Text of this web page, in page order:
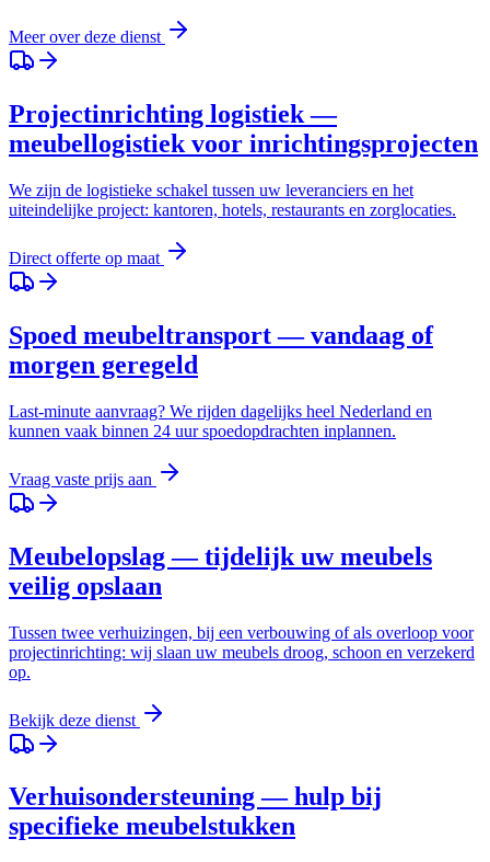
Meer over deze dienst
Projectinrichting logistiek —
meubellogistiek voor inrichtingsprojecten
We zijn de logistieke schakel tussen uw leveranciers en het
uiteindelijke project: kantoren, hotels, restaurants en zorglocaties.
Direct offerte op maat
Spoed meubeltransport — vandaag of
morgen geregeld
Last-minute aanvraag? We rijden dagelijks heel Nederland en
kunnen vaak binnen 24 uur spoedopdrachten inplannen.
Vraag vaste prijs aan
Meubelopslag — tijdelijk uw meubels
veilig opslaan
Tussen twee verhuizingen, bij een verbouwing of als overloop voor
projectinrichting: wij slaan uw meubels droog, schoon en verzekerd
op.
Bekijk deze dienst
Verhuisondersteuning — hulp bij
specifieke meubelstukken